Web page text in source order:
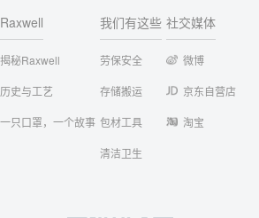
Raxwell
揭秘Raxwell
历史与工艺
一只口罩，一个故事
我们有这些
劳保安全
存储搬运
包材工具
清洁卫生
社交媒体
微博
京东自营店
淘宝